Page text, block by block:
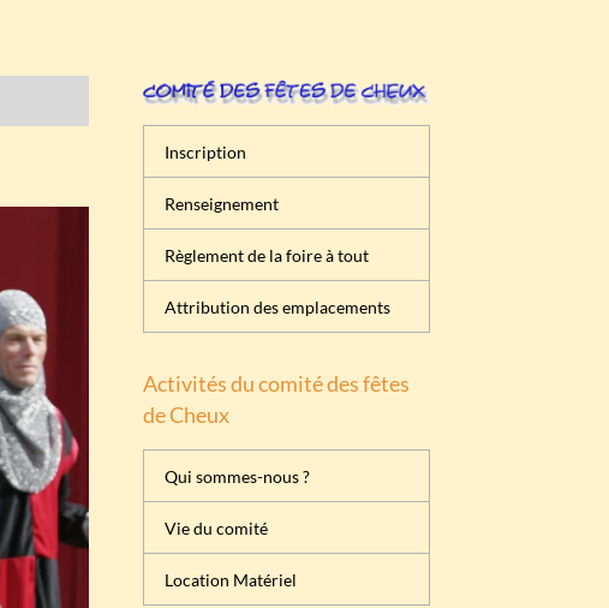
Inscription
Renseignement
Règlement de la foire à tout
Attribution des emplacements
Activités du comité des fêtes
de Cheux
Qui sommes-nous ?
Vie du comité
Location Matériel